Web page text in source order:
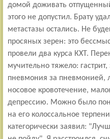
домой доживать
этого не допустил. Брату
метастазы остались. Не
просяных зерен: это
провели два курса КХТ.
мучительно тяжело:
пневмония за пневмонией,
носовое кровотечение,
депрессию. Можно было
на его колоссальное
категорически заявил: